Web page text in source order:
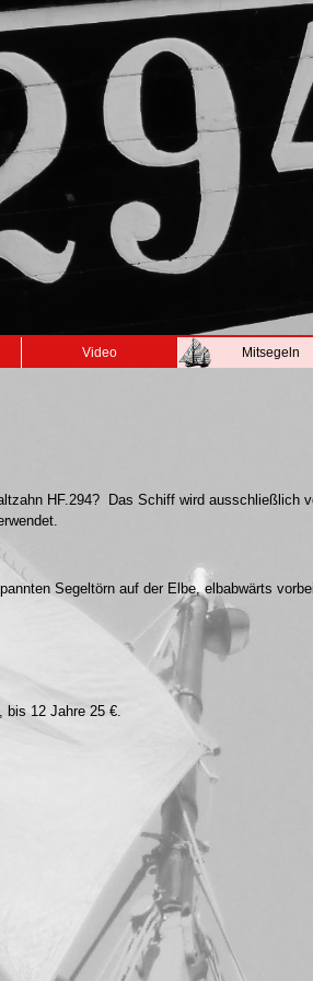
Video Mitsegeln
HF.294? Das Schiff wird
Segeltörn auf der Elbe, elbabwärts
bis 12 Jahre 25 €.